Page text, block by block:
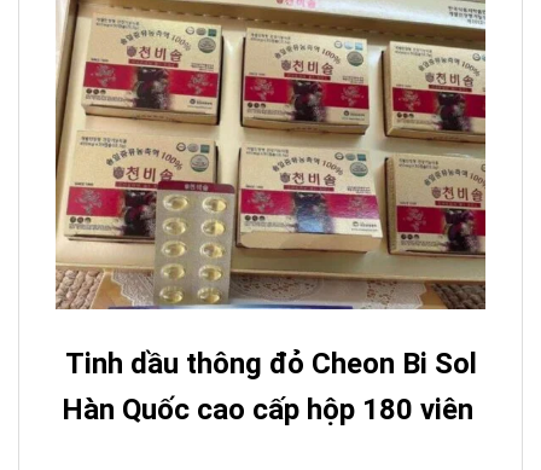
Tinh dầu thông đỏ Cheon Bi Sol
Hàn Quốc cao cấp hộp 180 viên